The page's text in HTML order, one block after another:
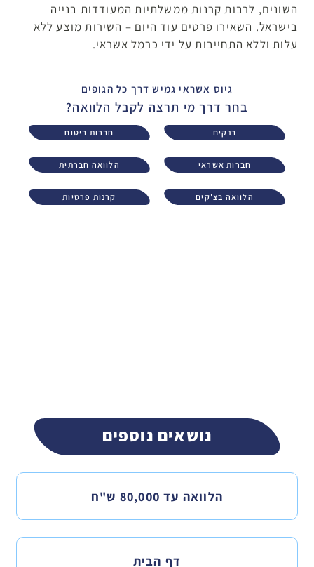
השונים, לרבות קרנות ממשלתיות המעודדות בנייה
בישראל. השאירו פרטים עוד היום – השירות מוצע ללא
עלות וללא התחייבות על ידי כרמל אשראי.
גיוס אשראי גמיש דרך כל הגופים
בחר דרך מי תרצה לקבל הלוואה?
בנקים חברות ביטוח
חברות אשראי הלוואה חברתית
הלוואה בצ'קים קרנות פרטיות
נושאים נוספים
הלוואה עד 80,000 ש"ח
דף הבית